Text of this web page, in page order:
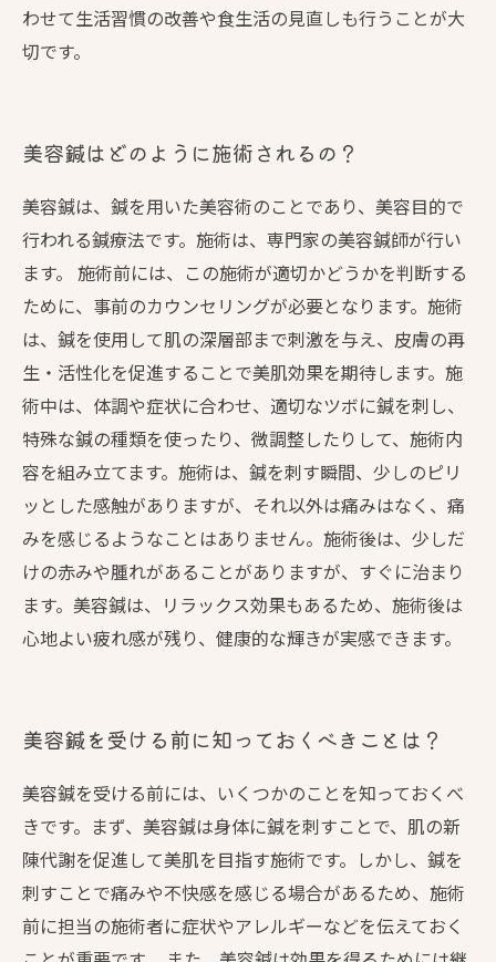
わせて生活習慣の改善や食生活の見直しも行うことが大
切です。
美容鍼はどのように施術されるの？
美容鍼は、鍼を用いた美容術のことであり、美容目的で
行われる鍼療法です。施術は、専門家の美容鍼師が行い
ます。 施術前には、この施術が適切かどうかを判断する
ために、事前のカウンセリングが必要となります。施術
は、鍼を使用して肌の深層部まで刺激を与え、皮膚の再
生・活性化を促進することで美肌効果を期待します。施
術中は、体調や症状に合わせ、適切なツボに鍼を刺し、
特殊な鍼の種類を使ったり、微調整したりして、施術内
容を組み立てます。施術は、鍼を刺す瞬間、少しのピリ
ッとした感触がありますが、それ以外は痛みはなく、痛
みを感じるようなことはありません。施術後は、少しだ
けの赤みや腫れがあることがありますが、すぐに治まり
ます。美容鍼は、リラックス効果もあるため、施術後は
心地よい疲れ感が残り、健康的な輝きが実感できます。
美容鍼を受ける前に知っておくべきことは？
美容鍼を受ける前には、いくつかのことを知っておくべ
きです。まず、美容鍼は身体に鍼を刺すことで、肌の新
陳代謝を促進して美肌を目指す施術です。しかし、鍼を
刺すことで痛みや不快感を感じる場合があるため、施術
前に担当の施術者に症状やアレルギーなどを伝えておく